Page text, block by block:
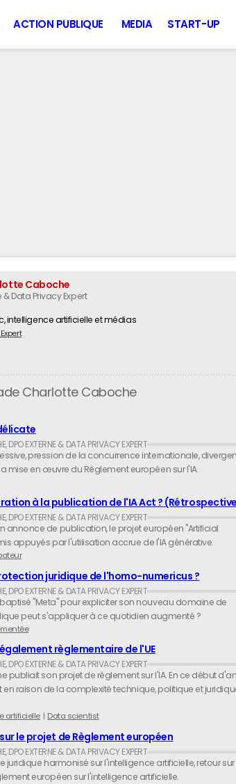
ACTION PUBLIQUE MEDIA START-UP
Caboche
& Data Privacy Expert
intelligence artificielle et médias
Charlotte Caboche
pression de la concurrence internationale,
mise en œuvre du Règlement européen sur l'IA.
à la publication de l'IA Act ?
annonce de publication, le projet européen "Artificial
appuyés par l'utilisation accrue de l'IA générative.
juridique de l'homo-numericus ?
"Meta" pour expliciter son nouveau domaine de
peut s'appliquer à ce quotidien augmenté ?
règlementaire de l'UE
publiait son projet de règlement sur l'IA. En ce début
en raison de la complexité technique, politique et
artificielle Data scientist
le projet de Règlement européen
harmonisé sur l'intelligence artificielle, retour sur
européen sur l'intelligence artificielle.